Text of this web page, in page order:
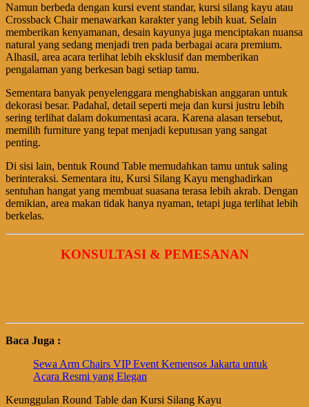
Namun berbeda dengan kursi event standar, kursi silang kayu atau
Crossback Chair menawarkan karakter yang lebih kuat. Selain
memberikan kenyamanan, desain kayunya juga menciptakan nuansa
natural yang sedang menjadi tren pada berbagai acara premium.
Alhasil, area acara terlihat lebih eksklusif dan memberikan
pengalaman yang berkesan bagi setiap tamu.
Sementara banyak penyelenggara menghabiskan anggaran untuk
dekorasi besar. Padahal, detail seperti meja dan kursi justru lebih
sering terlihat dalam dokumentasi acara. Karena alasan tersebut,
memilih furniture yang tepat menjadi keputusan yang sangat
penting.
Di sisi lain, bentuk Round Table memudahkan tamu untuk saling
berinteraksi. Sementara itu, Kursi Silang Kayu menghadirkan
sentuhan hangat yang membuat suasana terasa lebih akrab. Dengan
demikian, area makan tidak hanya nyaman, tetapi juga terlihat lebih
berkelas.
KONSULTASI & PEMESANAN
Baca Juga :
Sewa Arm Chairs VIP Event Kemensos Jakarta untuk
Acara Resmi yang Elegan
Keunggulan Round Table dan Kursi Silang Kayu